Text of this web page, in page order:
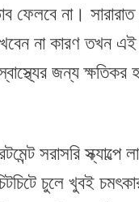
ফেলবে না।
না কারণ তখন
জন্য ক্ষতিকর
সরাসরি স্ক্যাল্পে
চুলে খুবই